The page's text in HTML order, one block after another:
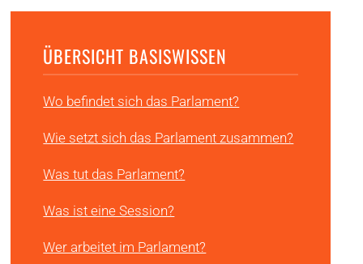
ÜBERSICHT BASISWISSEN
Wo befindet sich das Parlament?
Wie setzt sich das Parlament zusammen?
Was tut das Parlament?
Was ist eine Session?
Wer arbeitet im Parlament?